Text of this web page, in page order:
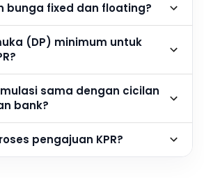
bunga fixed dan floating?
(DP) minimum untuk
sama dengan cicilan
bank?
pengajuan KPR?